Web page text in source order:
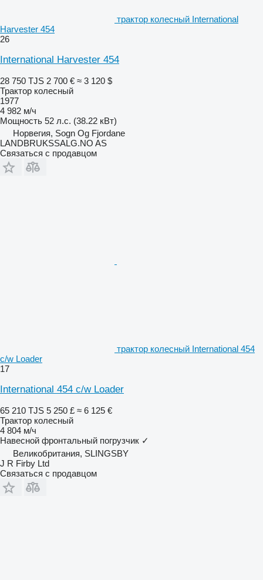
трактор колесный International
Harvester 454
26
International Harvester 454
28 750 TJS 2 700 € ≈ 3 120 $
Трактор колесный
1977
4 982 м/ч
Мощность 52 л.с. (38.22 кВт)
Норвегия, Sogn Og Fjordane
LANDBRUKSSALG.NO AS
Связаться с продавцом
трактор колесный International 454
c/w Loader
17
International 454 c/w Loader
65 210 TJS 5 250 £ ≈ 6 125 €
Трактор колесный
4 804 м/ч
Навесной фронтальный погрузчик ✓
Великобритания, SLINGSBY
J R Firby Ltd
Связаться с продавцом